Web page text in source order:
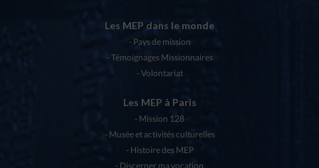
Les MEP dans le monde
Pays de mission
Témoignages Missionnaires
Volontariat
Les MEP à Paris
Mission 128
Musée et activités culturelles
Histoire des MEP
Discerner ma vocation